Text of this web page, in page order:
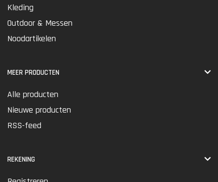
Kleding
Outdoor & Messen
Noodartikelen
MEER PRODUCTEN
Alle producten
Nieuwe producten
RSS-feed
REKENING